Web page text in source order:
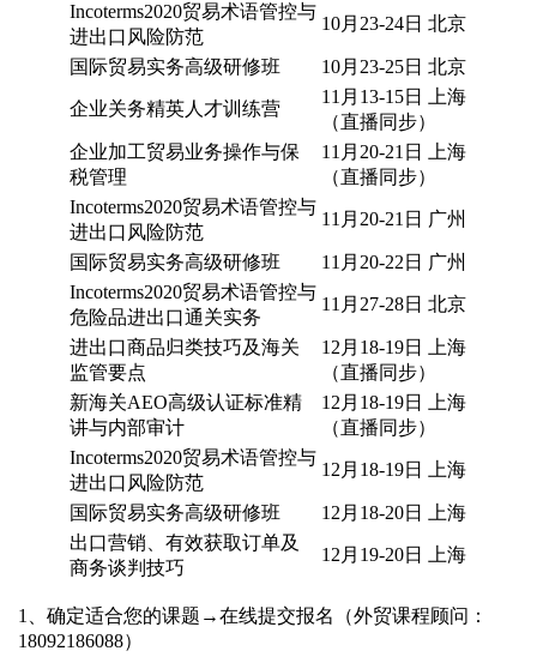
Incoterms2020贸易术语管控与
进出口风险防范
10月23-24日 北京
国际贸易实务高级研修班 10月23-25日 北京
企业关务精英人才训练营
11月13-15日 上海
（直播同步）
企业加工贸易业务操作与保
税管理
11月20-21日 上海
（直播同步）
Incoterms2020贸易术语管控与
进出口风险防范
11月20-21日 广州
国际贸易实务高级研修班
11月20-22日 广州
Incoterms2020贸易术语管控与
危险品进出口通关实务
11月27-28日 北京
进出口商品归类技巧及海关
监管要点
12月18-19日 上海
（直播同步）
新海关AEO高级认证标准精
讲与内部审计
12月18-19日 上海
（直播同步）
Incoterms2020贸易术语管控与
进出口风险防范
12月18-19日 上海
国际贸易实务高级研修班
12月18-20日 上海
出口营销、有效获取订单及
商务谈判技巧
12月19-20日 上海
1、确定适合您的课题→在线提交报名（外贸课程顾问：
18092186088）